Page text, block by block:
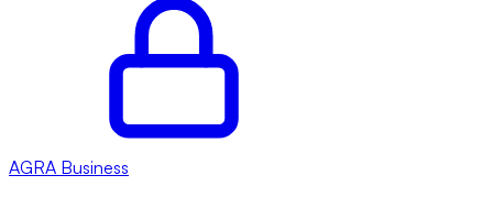
AGRA Business